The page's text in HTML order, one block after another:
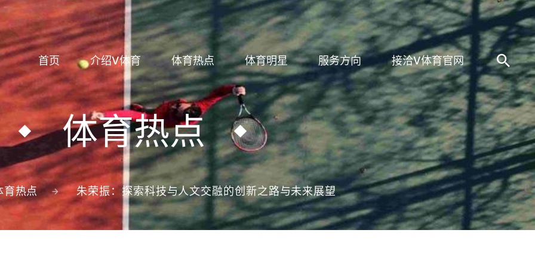
首页 介绍V体育 体育热点 体育明星 服务方向 接洽V体育官网
体育热点
育热点 朱荣振：探索科技与人文交融的创新之路与未来展望